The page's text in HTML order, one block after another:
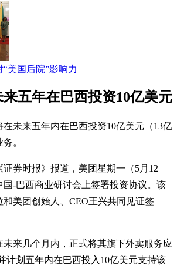
美国后院”影响力
五年在巴西投资10亿美元
未来五年内在巴西投资10亿美元（13亿
。
券时报》报道，美团星期一（5月12
国-巴西商业研讨会上签署投资协议。该
美团创始人、CEO王兴共同见证签
来几个月内，正式将其旗下外卖服务应
计划五年内在巴西投入10亿美元支持该